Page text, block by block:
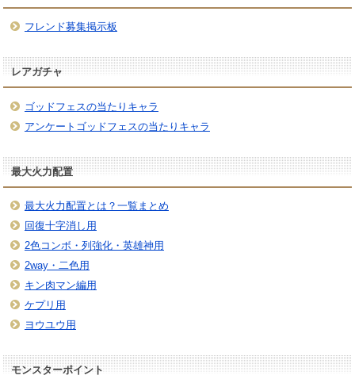
フレンド募集掲示板
レアガチャ
ゴッドフェスの当たりキャラ
アンケートゴッドフェスの当たりキャラ
最大火力配置
最大火力配置とは？一覧まとめ
回復十字消し用
2色コンボ・列強化・英雄神用
2way・二色用
キン肉マン編用
ケプリ用
ヨウユウ用
モンスターポイント